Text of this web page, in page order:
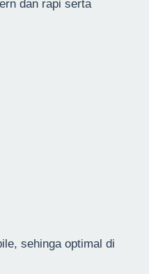
dan rapi serta
sehinga optimal di